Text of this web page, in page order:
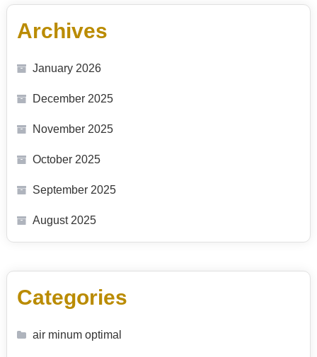
Archives
January 2026
December 2025
November 2025
October 2025
September 2025
August 2025
Categories
air minum optimal